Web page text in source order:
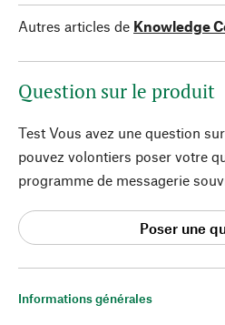
Informations générales
Autres articles de Knowledge
Question sur le produit
Test Vous avez une question
pouvez volontiers poser votre
programme de messagerie
Poser une